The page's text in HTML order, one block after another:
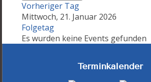
Vorheriger Tag
Mittwoch, 21. Januar 2026
Folgetag
Es wurden keine Events gefunden
Terminkalender